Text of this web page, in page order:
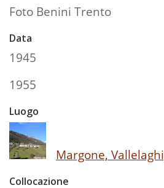
Foto Benini Trento
Data
1945
1955
Luogo
Margone,
Collocazione